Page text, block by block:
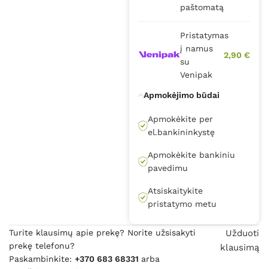
paštomatą
Pristatymas
į namus
su
Venipak
2,90 €
Apmokėjimo būdai
Apmokėkite per
el.bankininkystę
Apmokėkite bankiniu
pavedimu
Atsiskaitykite
pristatymo metu
Turite klausimų apie prekę? Norite užsisakyti
prekę telefonu?
Paskambinkite: +370 683 68331 arba
Užduoti
klausimą